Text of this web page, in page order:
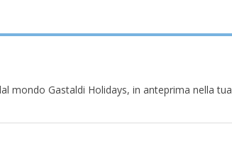
mondo Gastaldi Holidays, in anteprima nella tua